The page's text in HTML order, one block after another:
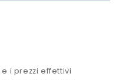
i prezzi effettivi